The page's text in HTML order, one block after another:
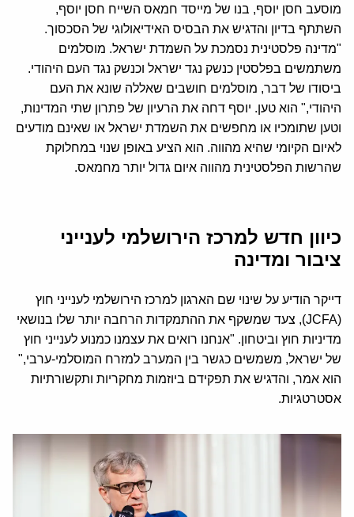
מוסעב חסן יוסף, בנו של מייסד חמאס השייח חסן יוסף,
השתתף בדיון והדגיש את הבסיס האידיאולוגי של הסכסוך.
"מדינה פלסטינית נסמכת על השמדת ישראל. מוסלמים
משתמשים בפלסטין כנשק נגד ישראל וכנשק נגד העם היהודי.
ביסודו של דבר, מוסלמים חושבים שאללה שונא את העם
היהודי," הוא טען. יוסף דחה את הרעיון של פתרון שתי המדינות,
וטען שתומכיו או מחפשים את השמדת ישראל או שאינם מודעים
לאיום הקיומי שהיא מהווה. הוא הציע באופן שנוי במחלוקת
שהרשות הפלסטינית מהווה איום גדול יותר מחמאס.
כיוון חדש למרכז הירושלמי לענייני
ציבור ומדינה
דייקר הודיע על שינוי שם הארגון למרכז הירושלמי לענייני חוץ
(JCFA), צעד שמשקף את ההתמקדות הרחבה יותר שלו בנושאי
מדיניות חוץ וביטחון. "אנחנו רואים את עצמנו כמנוע לענייני חוץ
של ישראל, משמשים כגשר בין המערב למזרח המוסלמי-ערבי,"
הוא אמר, והדגיש את תפקידם ביוזמות מחקריות ותקשורתיות
אסטרטגיות.